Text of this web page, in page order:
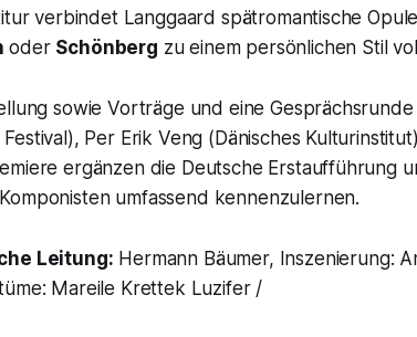
verbindet Langgaard spätromantische
oder Schönberg zu einem persönlichen Stil
sowie Vorträge und eine Gesprächsrunde
Per Erik Veng (Dänisches
ergänzen die Deutsche Erstaufführung
umfassend kennenzulernen.
Leitung: Hermann Bäumer, Inszenierung:
Mareile Krettek Luzifer /